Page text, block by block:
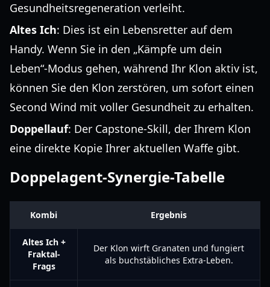
Gesundheitsregeneration verleiht.
Altes Ich: Dies ist ein Lebensretter auf dem
Handy. Wenn Sie in den „Kämpfe um dein
Leben“-Modus gehen, während Ihr Klon aktiv ist,
können Sie den Klon zerstören, um sofort einen
Second Wind mit voller Gesundheit zu erhalten.
Doppellauf: Der Capstone-Skill, der Ihrem Klon
eine direkte Kopie Ihrer aktuellen Waffe gibt.
Doppelagent-Synergie-Tabelle
Kombi Ergebnis
Altes Ich +
Fraktal-
Frags
Der Klon wirft Granaten und fungiert
als buchstäbliches Extra-Leben.